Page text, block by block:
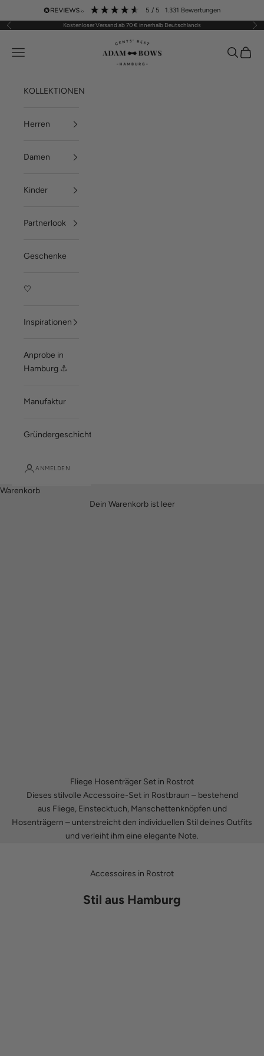
Zum Inhalt springen 5 / 5 1.331 Bewertungen
Zurück Kostenloser Versand ab 70 € innerhalb Deutschlands Vor
ADAM BOWS
Menü Suchen
KOLLEKTIONEN
Herren
Damen
Kinder
Partnerlook
Geschenke
🤍
Inspirationen
Anprobe in
Hamburg ⚓
Manufaktur
Gründergeschichte
ANMELDEN
Warenkorb
Dein Warenkorb ist leer
Fliege Hosenträger Set in Rostrot
Dieses stilvolle Accessoire-Set in Rostbraun – bestehend
aus Fliege, Einstecktuch, Manschettenknöpfen und
Hosenträgern – unterstreicht den individuellen Stil deines Outfits
und verleiht ihm eine elegante Note.
Accessoires in Rostrot
Stil aus Hamburg